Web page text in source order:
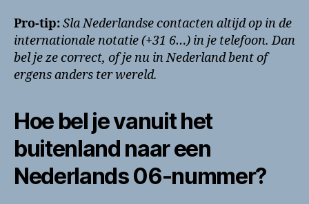
Pro-tip:Sla Nederlandse contacten altijd op in de
internationale notatie (+31 6…) in je telefoon. Dan
bel je ze correct, of je nu in Nederland bent of
ergens anders ter wereld.
Hoe bel je vanuit het
buitenland naar een
Nederlands 06-nummer?